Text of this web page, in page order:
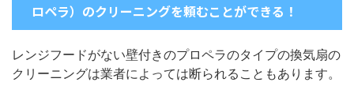
ロペラ）のクリーニングを頼むことができる！
レンジフードがない壁付きのプロペラのタイプの換気扇の
クリーニングは業者によっては断られることもあります。